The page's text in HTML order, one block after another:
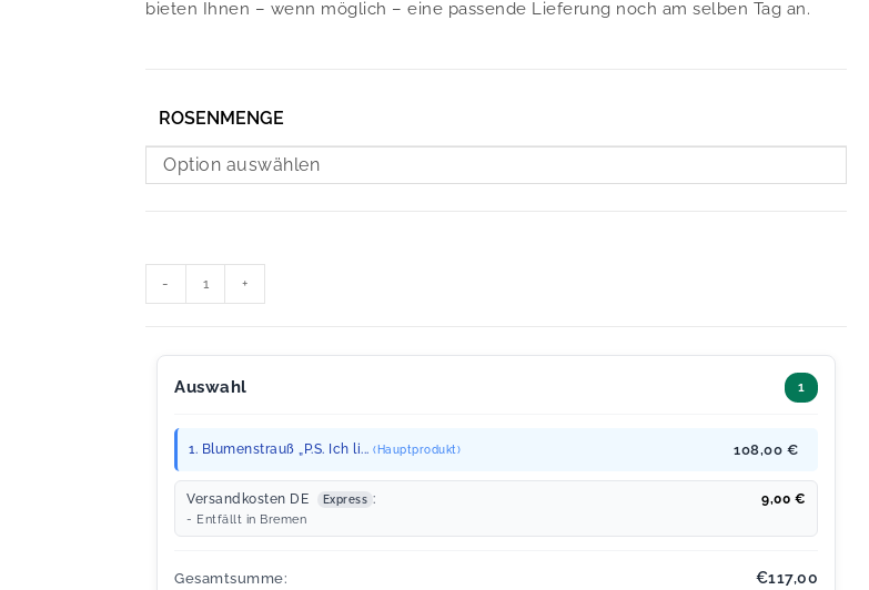
bieten Ihnen – wenn möglich – eine passende Lieferung noch am selben Tag an.
ROSENMENGE
Option auswählen
- +
Auswahl 1
1. Blumenstrauß „P.S. Ich li... (Hauptprodukt) 108,00 €
Versandkosten DE Express : 9,00 €
- Entfällt in Bremen
Gesamtsumme: €117,00